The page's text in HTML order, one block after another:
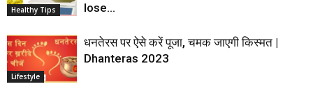
Healthy Tips
lose...
Lifestyle
धनतेरस पर ऐसे करें पूजा, चमक जाएगी किस्मत |
Dhanteras 2023